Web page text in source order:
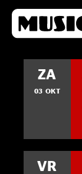
ZA
03 OKT
VR